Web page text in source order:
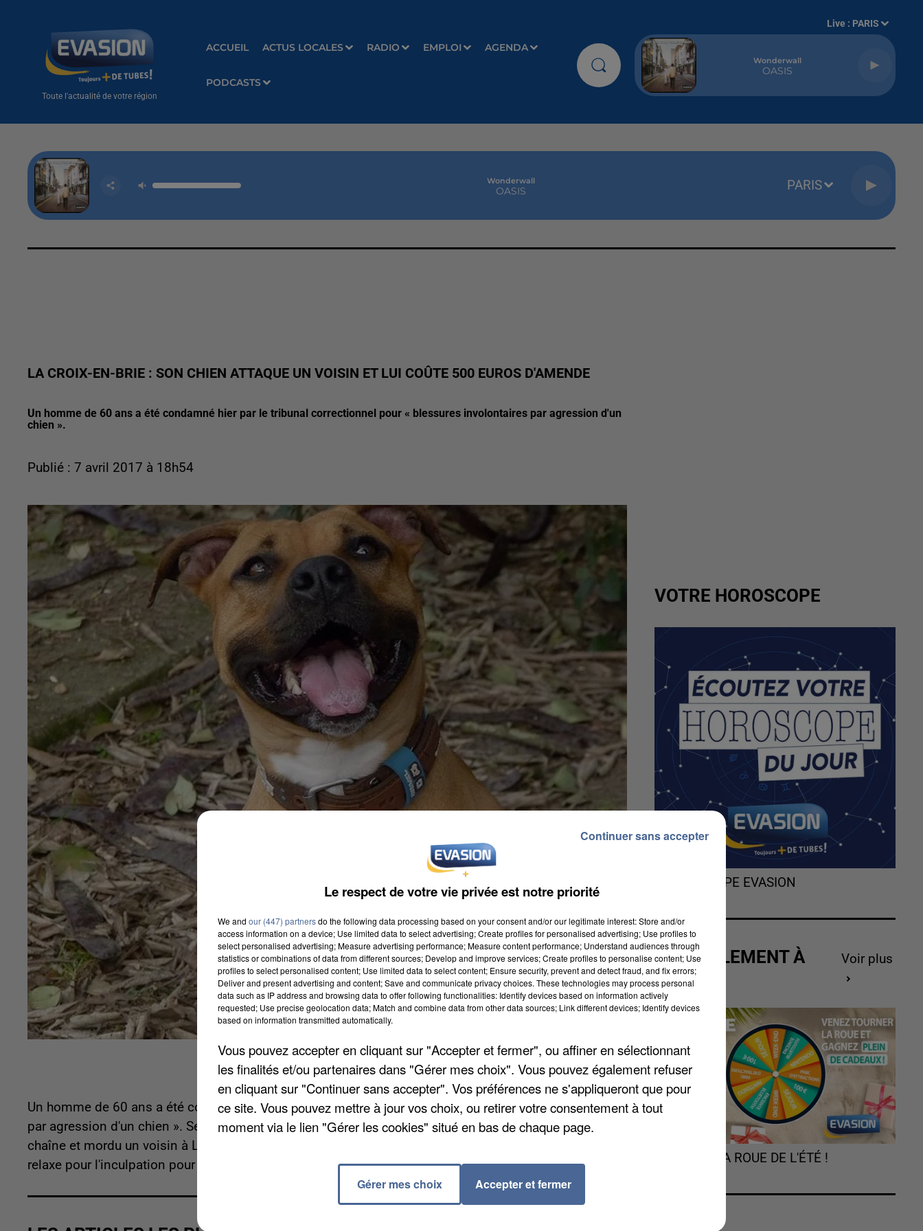
Toute l'actualité de votre région
ACCUEIL ACTUS LOCALES RADIO EMPLOI AGENDA
PODCASTS
Live : PARIS
Wonderwall
OASIS
Wonderwall
OASIS PARIS
LA CROIX-EN-BRIE : SON CHIEN ATTAQUE UN VOISIN ET LUI COÛTE 500 EUROS D'AMENDE
Un homme de 60 ans a été condamné hier par le tribunal correctionnel pour « blessures involontaires par agression d'un
chien ».
Publié : 7 avril 2017 à 18h54
Un homme de 60 ans a été condamné hier par le tribunal correctionnel pour « blessures involontaires
par agression d'un chien ». Selon La République de Seine-et-Marne, son berger malinois avait cassé sa
chaîne et mordu un voisin à La Croix-en-Brie. L'avocat qui assurait sa défense a toutefois obtenu la
relaxe pour l'inculpation pour divagation du chien.
VOTRE HOROSCOPE
L'HOROSCOPE EVASION
ACTUELLEMENT À
GAGNER
Voir plus
TOURNEZ LA ROUE DE L'ÉTÉ !
Le respect de votre vie privée est notre priorité
We and our (447) partnersdo the following data processing based on your consent and/or our legitimate interest: Store and/or
access information on a device; Use limited data to select advertising; Create profiles for personalised advertising; Use profiles to
select personalised advertising; Measure advertising performance; Measure content performance; Understand audiences through
statistics or combinations of data from different sources; Develop and improve services; Create profiles to personalise content; Use
profiles to select personalised content; Use limited data to select content; Ensure security, prevent and detect fraud, and fix errors;
Deliver and present advertising and content; Save and communicate privacy choices. These technologies may process personal
data such as IP address and browsing data to offer following functionalities: Identify devices based on information actively
requested; Use precise geolocation data; Match and combine data from other data sources; Link different devices; Identify devices
based on information transmitted automatically.
Vous pouvez accepter en cliquant sur "Accepter et fermer", ou affiner en sélectionnant
les finalités et/ou partenaires dans "Gérer mes choix". Vous pouvez également refuser
en cliquant sur "Continuer sans accepter". Vos préférences ne s'appliqueront que pour
ce site. Vous pouvez mettre à jour vos choix, ou retirer votre consentement à tout
moment via le lien "Gérer les cookies" situé en bas de chaque page.
Gérer mes choix Accepter et fermer
Continuer sans accepter